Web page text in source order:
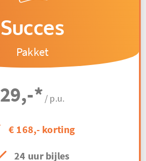
Succes
Pakket
29,-* / p.u.
€ 168,- korting
24 uur bijles